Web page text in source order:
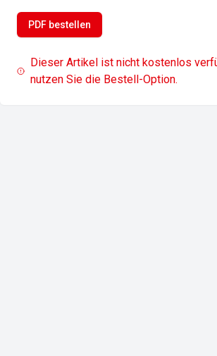
PDF bestellen
Dieser Artikel ist nicht kostenlos
nutzen Sie die Bestell-Option.